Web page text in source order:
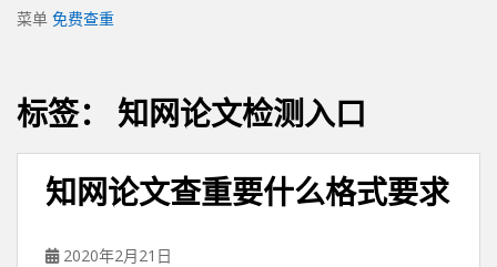
菜单 免费查重
标签： 知网论文检测入口
知网论文查重要什么格式要求
2020年2月21日